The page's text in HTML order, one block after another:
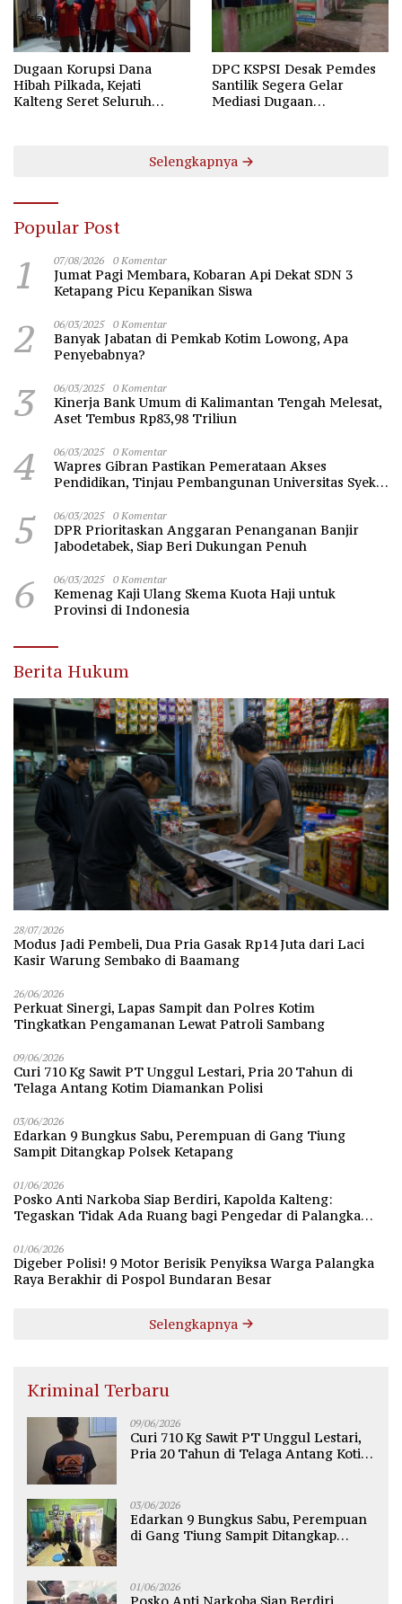
Dugaan Korupsi Dana
Hibah Pilkada, Kejati
Kalteng Seret Seluruh
DPC KSPSI Desak Pemdes
Santilik Segera Gelar
Mediasi Dugaan
Selengkapnya
Popular Post
1 07/08/2026 0 Komentar
Jumat Pagi Membara, Kobaran Api Dekat SDN 3
Ketapang Picu Kepanikan Siswa
2 06/03/2025 0 Komentar
Banyak Jabatan di Pemkab Kotim Lowong, Apa
Penyebabnya?
3 06/03/2025 0 Komentar
Kinerja Bank Umum di Kalimantan Tengah Melesat,
Aset Tembus Rp83,98 Triliun
4 06/03/2025 0 Komentar
Wapres Gibran Pastikan Pemerataan Akses
Pendidikan, Tinjau Pembangunan Universitas Syekh
5 06/03/2025 0 Komentar
DPR Prioritaskan Anggaran Penanganan Banjir
Jabodetabek, Siap Beri Dukungan Penuh
6 06/03/2025 0 Komentar
Kemenag Kaji Ulang Skema Kuota Haji untuk
Provinsi di Indonesia
Berita Hukum
28/07/2026
Modus Jadi Pembeli, Dua Pria Gasak Rp14 Juta dari Laci
Kasir Warung Sembako di Baamang
26/06/2026
Perkuat Sinergi, Lapas Sampit dan Polres Kotim
Tingkatkan Pengamanan Lewat Patroli Sambang
09/06/2026
Curi 710 Kg Sawit PT Unggul Lestari, Pria 20 Tahun di
Telaga Antang Kotim Diamankan Polisi
03/06/2026
Edarkan 9 Bungkus Sabu, Perempuan di Gang Tiung
Sampit Ditangkap Polsek Ketapang
01/06/2026
Posko Anti Narkoba Siap Berdiri, Kapolda Kalteng:
Tegaskan Tidak Ada Ruang bagi Pengedar di Palangka
01/06/2026
Digeber Polisi! 9 Motor Berisik Penyiksa Warga Palangka
Raya Berakhir di Pospol Bundaran Besar
Selengkapnya
Kriminal Terbaru
09/06/2026
Curi 710 Kg Sawit PT Unggul Lestari,
Pria 20 Tahun di Telaga Antang Kotim
03/06/2026
Edarkan 9 Bungkus Sabu, Perempuan
di Gang Tiung Sampit Ditangkap
01/06/2026
Posko Anti Narkoba Siap Berdiri,